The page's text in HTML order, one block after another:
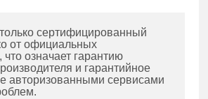
сертифицированный
от официальных
означает гарантию
и гарантийное
авторизованными сервисами